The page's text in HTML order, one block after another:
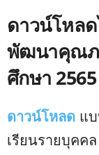
ดาวน์โหล
พัฒนาคุณภ
ศึกษา
ดาวน์โหลด แ
เรียนรายบุคค